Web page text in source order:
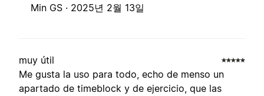
Min GS · 2025년 2월 13일
muy útil
Me gusta la uso para todo, echo de menso un
apartado de timeblock y de ejercicio, que las